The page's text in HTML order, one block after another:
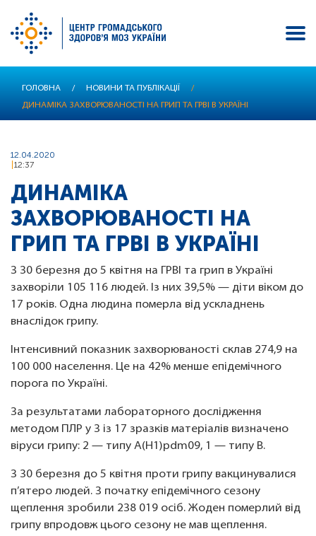
основного
ГОЛОВНА / НОВИНИ ТА ПУБЛІКАЦІЇ
/
ДИНАМІКА ЗАХВОРЮВАНОСТІ НА ГРИП ТА ГРВІ В УКРАЇНІ
12.04.2020
12:37
ДИНАМІКА
ЗАХВОРЮВАНОСТІ НА
ГРИП ТА ГРВІ В УКРАЇНІ
З 30 березня до 5 квітня на ГРВІ та грип в Україні
захворіли 105 116 людей. Із них 39,5% — діти віком до
17 років. Одна людина померла від ускладнень
внаслідок грипу.
Інтенсивний показник захворюваності склав 274,9 на
100 000 населення. Це на 42% менше епідемічного
порога по Україні.
За результатами лабораторного дослідження
методом ПЛР у 3 із 17 зразків матеріалів визначено
віруси грипу: 2 — типу А(Н1)pdm09, 1 — типу B.
З 30 березня до 5 квітня проти грипу вакцинувалися
п’ятеро людей. З початку епідемічного сезону
щеплення зробили 238 019 осіб. Жоден померлий від
грипу впродовж цього сезону не мав щеплення.